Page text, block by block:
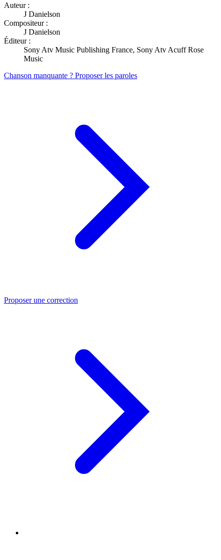
Auteur :
J Danielson
Compositeur :
J Danielson
Éditeur :
Sony Atv Music Publishing France, Sony Atv Acuff Rose
Music
Chanson manquante ? Proposer les paroles
Proposer une correction